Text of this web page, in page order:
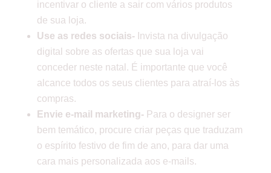
incentivar o cliente a sair com vários produtos
de sua loja.
Use as redes sociais- Invista na divulgação
digital sobre as ofertas que sua loja vai
conceder neste natal. É importante que você
alcance todos os seus clientes para atraí-los às
compras.
Envie e-mail marketing- Para o designer ser
bem temático, procure criar peças que traduzam
o espírito festivo de fim de ano, para dar uma
cara mais personalizada aos e-mails.